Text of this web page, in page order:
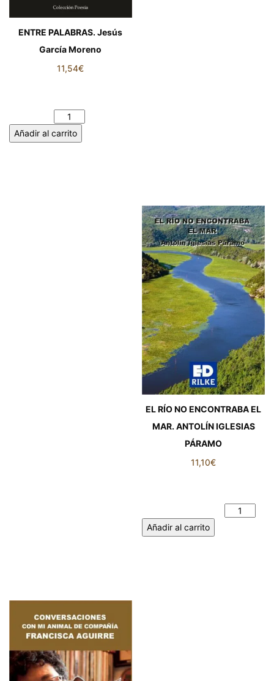
ENTRE PALABRAS. Jesús
García Moreno
11,54€
Añadir al carrito
EL RÍO NO ENCONTRABA EL
MAR. ANTOLÍN IGLESIAS
PÁRAMO
11,10€
Añadir al carrito